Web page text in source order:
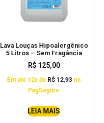
Lava Louças Hipoalergênico
5 Litros – Sem Fragância
R$ 125,00
Em até 12x de R$12,93 no
PagSeguro
LEIA MAIS